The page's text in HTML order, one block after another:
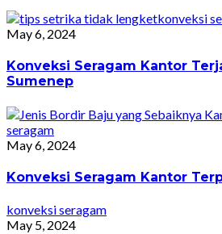
konveksi
May 6, 2024
Konveksi Seragam Kantor
Sumenep
seragam
May 6, 2024
Konveksi Seragam Kantor
konveksi seragam
May 5, 2024